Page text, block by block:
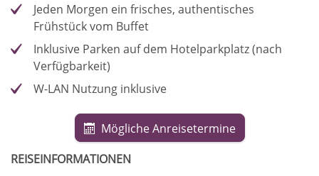
Jeden Morgen ein frisches, authentisches
Frühstück vom Buffet
Inklusive Parken auf dem Hotelparkplatz (nach
Verfügbarkeit)
W-LAN Nutzung inklusive
Mögliche Anreisetermine
REISEINFORMATIONEN